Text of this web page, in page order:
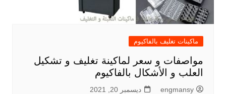
ماكينات تغليف بالفاكيوم
مواصفات و سعر لماكينة تغليف و تشكيل
العلب و الأشكال بالفاكيوم
engmansy ديسمبر 20, 2021